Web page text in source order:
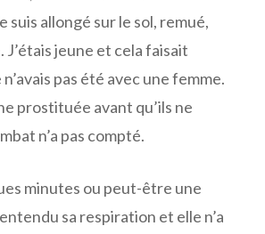
suis allongé sur le sol, remué,
jeune et cela faisait
pas été avec une femme.
prostituée avant qu’ils ne
n’a pas compté.
minutes ou peut-être une
sa respiration et elle n’a